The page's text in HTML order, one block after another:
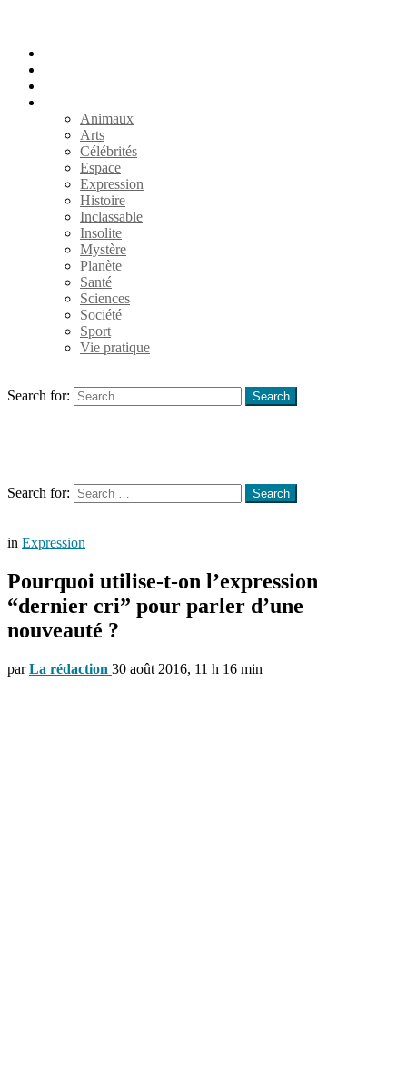
Animaux
Arts
Célébrités
Espace
Expression
Histoire
Inclassable
Insolite
Mystère
Planète
Santé
Sciences
Société
Sport
Vie pratique
Search for:
Search
Search for:
Search
in Expression
Pourquoi utilise-t-on l’expression
“dernier cri” pour parler d’une
nouveauté ?
par La rédaction 30 août 2016, 11 h 16 min